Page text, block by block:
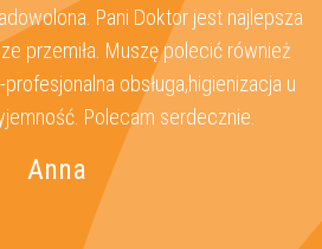
Pani Doktor jest najlepsza
przemiła. Muszę polecić również
obsługa,higienizacja u
Polecam serdecznie.
Anna